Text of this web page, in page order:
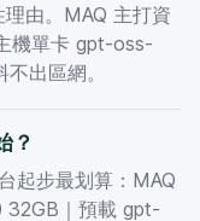
由。MAQ 主打資
機單卡 gpt-oss-
出區網。
？
起步最划算：MAQ
32GB｜預載 gpt-